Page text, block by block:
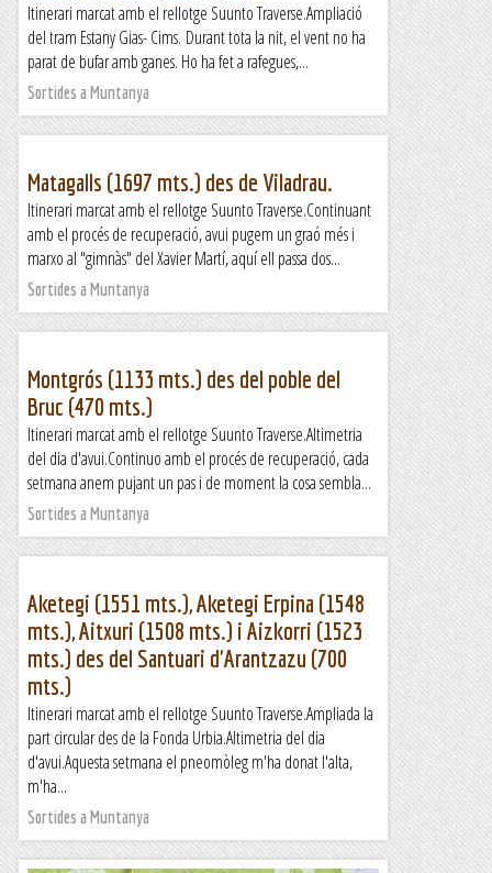
Itinerari marcat amb el rellotge Suunto Traverse.Ampliació
del tram Estany Gias- Cims. Durant tota la nit, el vent no ha
parat de bufar amb ganes. Ho ha fet a rafegues,...
Sortides a Muntanya
Matagalls (1697 mts.) des de Viladrau.
Itinerari marcat amb el rellotge Suunto Traverse.Continuant
amb el procés de recuperació, avui pugem un graó més i
marxo al "gimnàs" del Xavier Martí, aquí ell passa dos...
Sortides a Muntanya
Montgrós (1133 mts.) des del poble del
Bruc (470 mts.)
Itinerari marcat amb el rellotge Suunto Traverse.Altimetria
del dia d'avui.Continuo amb el procés de recuperació, cada
setmana anem pujant un pas i de moment la cosa sembla...
Sortides a Muntanya
Aketegi (1551 mts.), Aketegi Erpina (1548
mts.), Aitxuri (1508 mts.) i Aizkorri (1523
mts.) des del Santuari d'Arantzazu (700
mts.)
Itinerari marcat amb el rellotge Suunto Traverse.Ampliada la
part circular des de la Fonda Urbia.Altimetria del dia
d'avui.Aquesta setmana el pneomòleg m'ha donat l'alta,
m'ha...
Sortides a Muntanya